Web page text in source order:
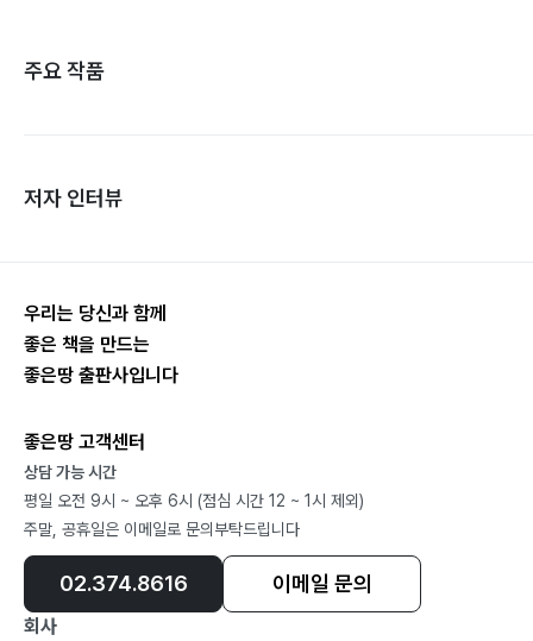
주요 작품
저자 인터뷰
우리는 당신과 함께
좋은 책을 만드는
좋은땅 출판사입니다
좋은땅 고객센터
상담 가능 시간
평일 오전 9시 ~ 오후 6시 (점심 시간 12 ~ 1시 제외)
주말, 공휴일은 이메일로 문의부탁드립니다
02.374.8616 이메일 문의
회사